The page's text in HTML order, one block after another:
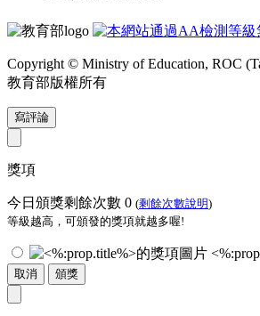
Copyright © Ministry of Education, ROC
教育部版權所有
寫評論
獎項
今日頒獎剩餘次數 0 (剩餘次數說明)
等級越高，可頒發的獎項就越多喔!
取消 頒獎